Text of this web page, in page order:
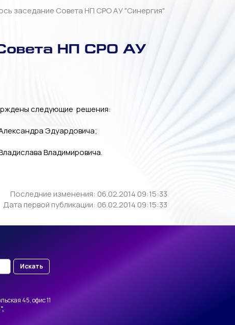
заседание Совета НП СРО АУ "Синергия"
НП СРО АУ
следующие решения:
Эдуардовича;
Владимировича.
Последние изменения: 06.02.2014 09:15:33
Дата первой публикации: 06.02.2014 09:15:33
Искать
45, офис 11